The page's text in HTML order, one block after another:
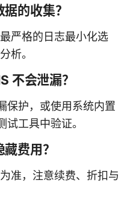
的收集？
严格的日志最小化选
析。
不会泄漏？
保护，或使用系统内置
工具中验证。
费用？
准，注意续费、折扣与